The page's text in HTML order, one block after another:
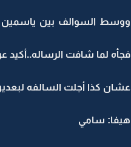
ووسط السوالف بين
فجأه لما شافت الرساله..أكيد
عشان كذا أجلت السالفه
هيفا: سامي